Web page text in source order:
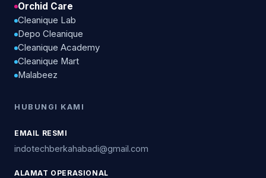
Orchid Care
Cleanique Lab
Depo Cleanique
Cleanique Academy
Cleanique Mart
Malabeez
HUBUNGI KAMI
EMAIL RESMI
indotechberkahabadi@gmail.com
ALAMAT OPERASIONAL